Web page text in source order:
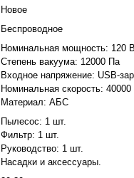
Новое
Беспроводное
Номинальная мощность: 120
Степень вакуума: 12000 Па
Входное напряжение: USB-
Номинальная скорость:
Материал: АБС
Пылесос: 1 шт.
Фильтр: 1 шт.
Руководство: 1 шт.
Насадки и аксессуары.